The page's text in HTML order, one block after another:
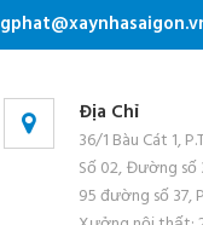
Địa Chỉ
36/1 Bàu Cát 1,
Số 02, Đường số
95 đường số 37,